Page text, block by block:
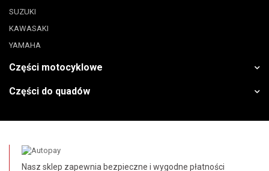
SUZUKI
KAWASAKI
YAMAHA
Części motocyklowe
Części do quadów
Nasz sklep zapewnia bezpieczne i wygodne płatności